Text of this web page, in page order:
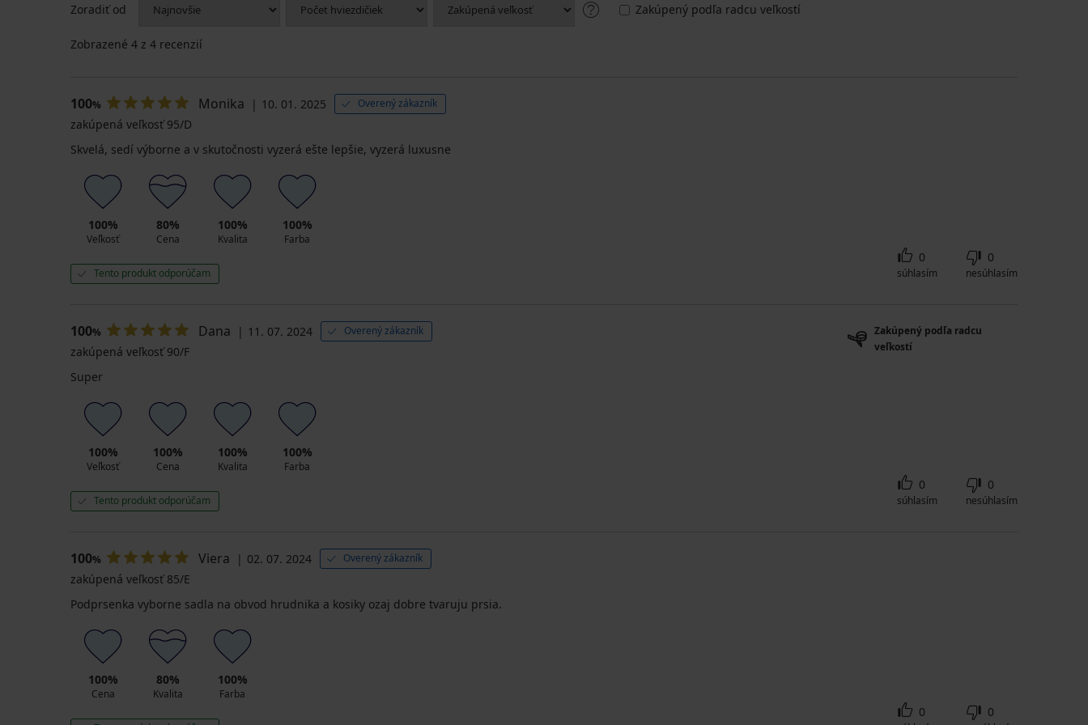
Zoradiť od Zakúpený podľa radcu veľkostí
Zobrazené 4 z 4 recenzií
100% Monika 10. 01. 2025 Overený zákazník
zakúpená veľkosť 95/D
Skvelá, sedí výborne a v skutočnosti vyzerá ešte lepšie, vyzerá luxusne
100%
Veľkosť
80%
Cena
100%
Kvalita
100%
Farba
Tento produkt odporúčam
0
súhlasím
0
nesúhlasím
100% Dana 11. 07. 2024 Overený zákazník
Zakúpený podľa radcu
veľkostí
zakúpená veľkosť 90/F
Super
100%
Veľkosť
100%
Cena
100%
Kvalita
100%
Farba
Tento produkt odporúčam
0
súhlasím
0
nesúhlasím
100% Viera 02. 07. 2024 Overený zákazník
zakúpená veľkosť 85/E
Podprsenka vyborne sadla na obvod hrudnika a kosiky ozaj dobre tvaruju prsia.
100%
Cena
80%
Kvalita
100%
Farba
0 0